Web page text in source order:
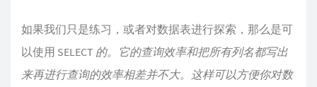
如果我们只是练习，或者对数据表进行探索，那么是可
以使用 SELECT 的。它的查询效率和把所有列名都写出
来再进行查询的效率相差并不大。这样可以方便你对数